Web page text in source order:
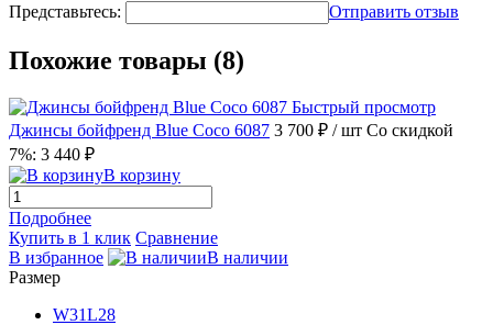
Представьтесь: Отправить отзыв
Похожие товары (8)
Быстрый просмотр
Джинсы бойфренд Blue Coco 6087 3 700 ₽ / шт Со скидкой
7%: 3 440 ₽
В корзину
Подробнее
Купить в 1 клик Сравнение
В избранное
В наличии
Размер
W31L28